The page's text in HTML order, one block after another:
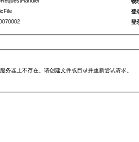
登
登
务器上不存在。请创建文件或目录并重新尝试请求。